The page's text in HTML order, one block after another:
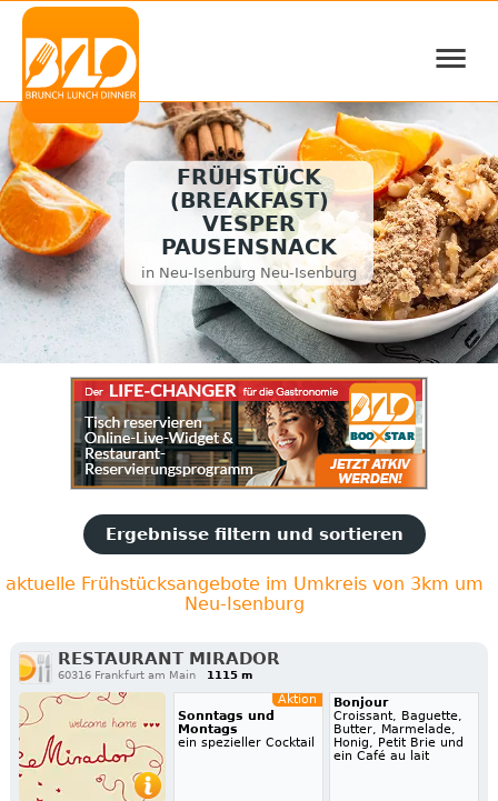
≡
FRÜHSTÜCK
(BREAKFAST)
VESPER
PAUSENSNACK
in Neu-Isenburg Neu-Isenburg
Ergebnisse filtern und sortieren
aktuelle Frühstücksangebote im Umkreis von 3km um
Neu-Isenburg
RESTAURANT MIRADOR
60316 Frankfurt am Main 1115 m
Aktion
Sonntags und
Montags
ein spezieller Cocktail
Bonjour
Croissant, Baguette,
Butter, Marmelade,
Honig, Petit Brie und
ein Café au lait